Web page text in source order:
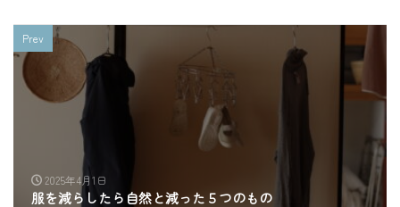
Prev
2025年4月1日
服を減らしたら自然と減った５つのもの